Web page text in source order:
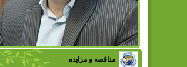
مناقصه و مزایده